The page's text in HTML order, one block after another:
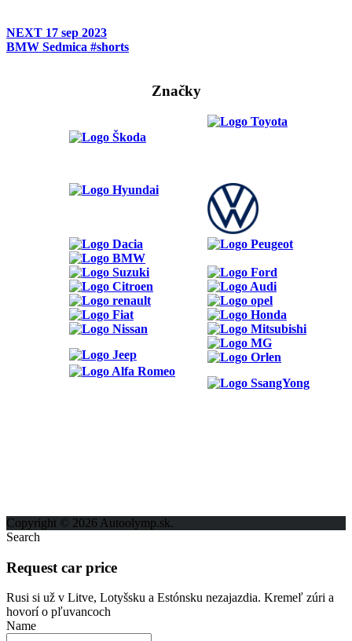
NEXT 17 sep 2023
BMW Sedmica #shorts
Značky
Copyright © 2026 Autoolymp.sk.
Search
Request car price
Rusi si už v Litve, Lotyšsku a Estónsku nezajazdia. Kremeľ zúri a
hovorí o pľuvancoch
Name